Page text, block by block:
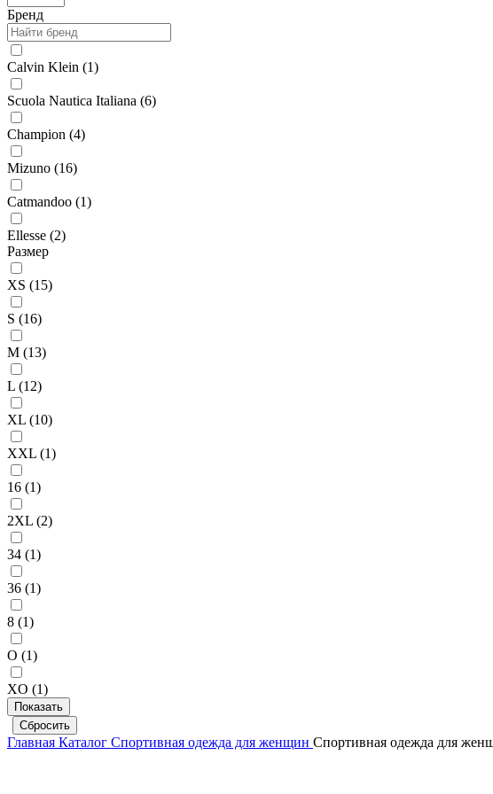
Бренд
Calvin Klein (1)
Scuola Nautica Italiana (6)
Champion (4)
Mizuno (16)
Catmandoo (1)
Ellesse (2)
Размер
XS (15)
S (16)
M (13)
L (12)
XL (10)
XXL (1)
16 (1)
2XL (2)
34 (1)
36 (1)
8 (1)
O (1)
XO (1)
Главная Каталог Спортивная одежда для женщин Спортивная одежда для